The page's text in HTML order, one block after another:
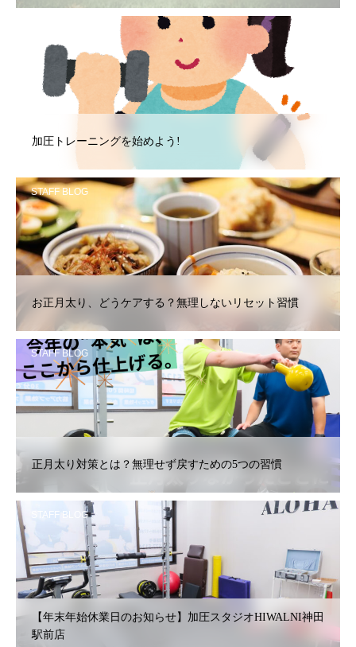
加圧トレーニングを始めよう!
STAFF BLOG
お正月太り、どうケアする？無理しないリセット習慣
STAFF BLOG
正月太り対策とは？無理せず戻すための5つの習慣
STAFF BLOG
【年末年始休業日のお知らせ】加圧スタジオHIWALNI神田
駅前店